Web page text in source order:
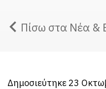
Πίσω στα Νέα &
Δημοσιεύτηκε 23